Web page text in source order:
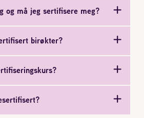
standpunkt
og må jeg sertifisere meg?
birøkter?